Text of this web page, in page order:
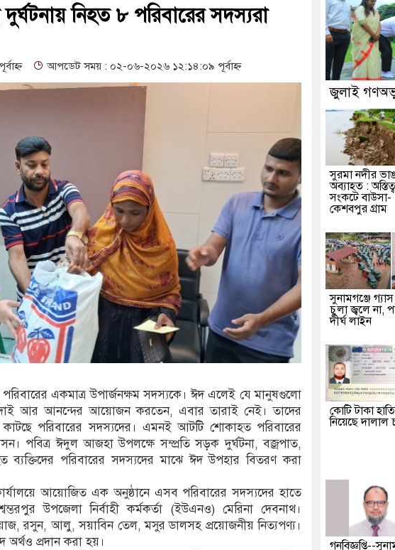
পৈতৃক
মইয়ার
নিহত ৮ পরিবারের সদস্যরা
আপডেট সময় : ০২-০৬-২০২৬ ১২:১৪:০৯ পূর্বাহ্ন
পরিবারের একমাত্র উপার্জনক্ষম সদস্যকে। ঈদ এলেই যে মানুষগুলো
আর আনন্দের আয়োজন করতেন, এবার তারাই নেই। তাদের
পরিবারের সদস্যদের। এমনই আটটি শোকাহত পরিবারের
পবিত্র ঈদুল আজহা উপলক্ষে সম্প্রতি সড়ক দুর্ঘটনা, বজ্রপাত,
ব্যক্তিদের পরিবারের সদস্যদের মাঝে ঈদ উপহার বিতরণ করা
আয়োজিত এক অনুষ্ঠানে এসব পরিবারের সদস্যদের হাতে
উপজেলা নির্বাহী কর্মকর্তা (ইউএনও) মেরিনা দেবনাথ।
রসুন, আলু, সয়াবিন তেল, মসুর ডালসহ প্রয়োজনীয় নিত্যপণ্য।
অর্থও প্রদান করা হয়।
জুলাই
সুরমা নদীর
অব্যাহত : অস্তিত্ব
সংকটে বাউসা-
কেশবপুর গ্রাম
সুনামগঞ্জে
চুলা জ্বলে না,
দীর্ঘ লাইন
কোটি টাকা
নিয়েছে দালাল
গনবিজ্ঞপ্তি--